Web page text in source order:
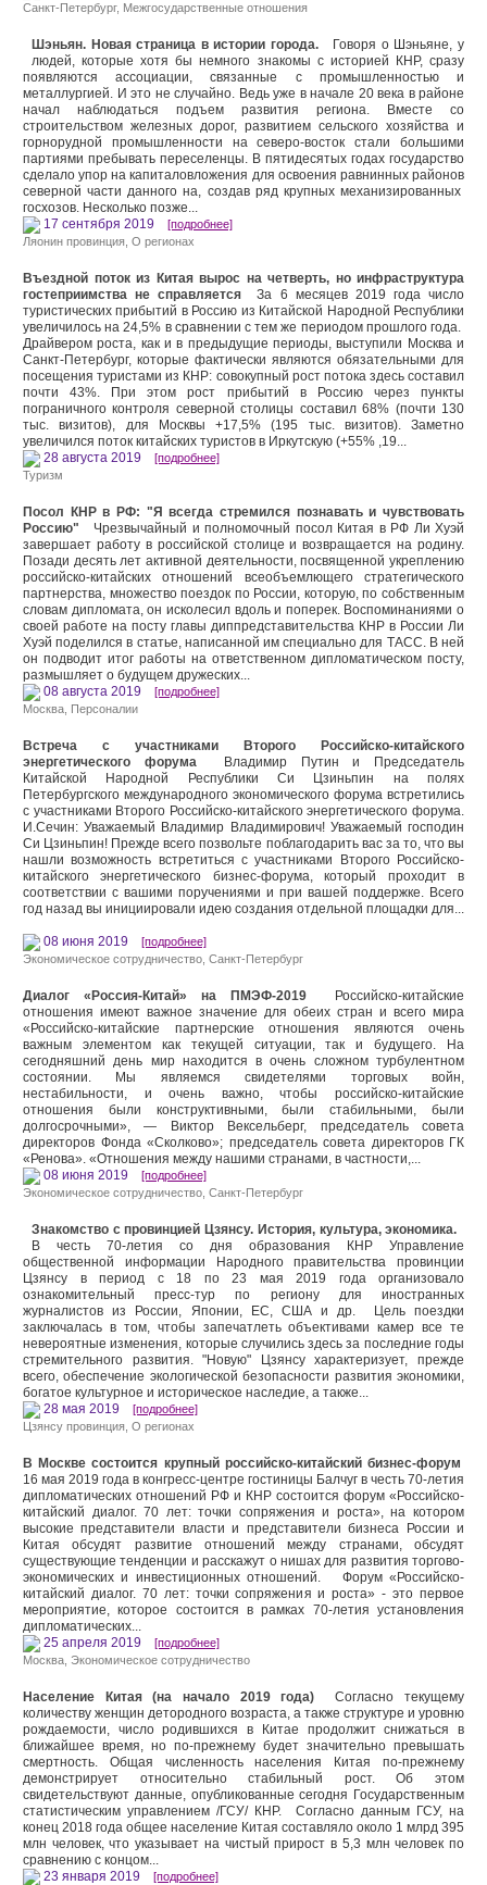
Санкт-Петербург, Межгосударственные отношения
Шэньян. Новая страница в истории города.
Говоря о Шэньяне, у
людей, которые хотя бы немного знакомы с историей КНР, сразу
появляются ассоциации, связанные с промышленностью и
металлургией. И это не случайно. Ведь уже в начале 20 века в районе
начал наблюдаться подъем развития региона. Вместе со
строительством железных дорог, развитием сельского хозяйства и
горнорудной промышленности на северо-восток стали большими
партиями пребывать переселенцы. В пятидесятых годах государство
сделало упор на капиталовложения для освоения равнинных районов
северной части данного на, создав ряд крупных механизированных
госхозов. Несколько позже...
17 сентября 2019 [подробнее]
Ляонин провинция О регионах
Въездной поток из Китая вырос на четверть, но инфраструктура
гостеприимства не справляется За 6 месяцев 2019 года число
туристических прибытий в Россию из Китайской Народной Республики
увеличилось на 24,5% в сравнении с тем же периодом прошлого года.
Драйвером роста, как и в предыдущие периоды, выступили Москва и
Санкт-Петербург, которые фактически являются обязательными для
посещения туристами из КНР: совокупный рост потока здесь составил
почти 43%. При этом рост прибытий в Россию через пункты
пограничного контроля северной столицы составил 68% (почти 130
тыс. визитов), для Москвы +17,5% (195 тыс. визитов). Заметно
увеличился поток китайских туристов в Иркутскую (+55% ,19...
28 августа 2019 [подробнее]
Туризм
Посол КНР в РФ: "Я всегда стремился познавать и чувствовать
Россию"
Чрезвычайный и полномочный посол Китая в РФ Ли Хуэй
завершает работу в российской столице и возвращается на родину.
Позади десять лет активной деятельности, посвященной укреплению
российско-китайских отношений всеобъемлющего стратегического
партнерства, множество поездок по России, которую, по собственным
словам дипломата, он исколесил вдоль и поперек. Воспоминаниями о
своей работе на посту главы диппредставительства КНР в России Ли
Хуэй поделился в статье, написанной им специально для ТАСС. В ней
он подводит итог работы на ответственном дипломатическом посту,
размышляет о будущем дружеских...
08 августа 2019 [подробнее]
Москва Персоналии
Встреча с участниками Второго Российско-китайского
энергетического форумаВладимир Путин и Председатель
Китайской Народной Республики Си Цзиньпин на полях
Петербургского международного экономического форума встретились
с участниками Второго Российско-китайского энергетического форума.
И.Сечин: Уважаемый Владимир Владимирович! Уважаемый господин
Си Цзиньпин! Прежде всего позвольте поблагодарить вас за то, что вы
нашли возможность встретиться с участниками Второго Российско-
китайского энергетического бизнес-форума, который проходит в
соответствии с вашими поручениями и при вашей поддержке. Всего
год назад вы инициировали идею создания отдельной площадки для...
08 июня 2019 [подробнее]
Экономическое сотрудничество Санкт-Петербург
Диалог «Россия-Китай» на ПМЭФ-2019 Российско-китайские
отношения имеют важное значение для обеих стран и всего мира
«Российско-китайские партнерские отношения являются очень
важным элементом как текущей ситуации, так и будущего. На
сегодняшний день мир находится в очень сложном турбулентном
состоянии. Мы являемся свидетелями торговых войн,
нестабильности, и очень важно, чтобы российско-китайские
отношения были конструктивными, были стабильными, были
долгосрочными», — Виктор Вексельберг, председатель совета
директоров Фонда «Сколково»; председатель совета директоров ГК
«Ренова». «Отношения между нашими странами, в частности,...
08 июня 2019 [подробнее]
Экономическое сотрудничество Санкт-Петербург
Знакомство с провинцией Цзянсу. История, культура, экономика.
В честь 70-летия со дня образования КНР Управление
общественной информации Народного правительства провинции
Цзянсу в период с 18 по 23 мая 2019 года организовало
ознакомительный пресс-тур по региону для иностранных
журналистов из России, Японии, ЕС, США и др. Цель поездки
заключалась в том, чтобы запечатлеть объективами камер все те
невероятные изменения, которые случились здесь за последние годы
стремительного развития. "Новую" Цзянсу характеризует, прежде
всего, обеспечение экологической безопасности развития экономики,
богатое культурное и историческое наследие, а также...
28 мая 2019 [подробнее]
Цзянсу провинция О регионах
В Москве состоится крупный российско-китайский бизнес-форум
16 мая 2019 года в конгресс-центре гостиницы Балчуг в честь 70-летия
дипломатических отношений РФ и КНР состоится форум «Российско-
китайский диалог. 70 лет: точки сопряжения и роста», на котором
высокие представители власти и представители бизнеса России и
Китая обсудят развитие отношений между странами, обсудят
существующие тенденции и расскажут о нишах для развития торгово-
экономических и инвестиционных отношений. Форум «Российско-
китайский диалог. 70 лет: точки сопряжения и роста» - это первое
мероприятие, которое состоится в рамках 70-летия установления
дипломатических...
25 апреля 2019 [подробнее]
Москва Экономическое сотрудничество
Население Китая (на начало 2019 года) Согласно текущему
количеству женщин детородного возраста, а также структуре и уровню
рождаемости, число родившихся в Китае продолжит снижаться в
ближайшее время, но по-прежнему будет значительно превышать
смертность. Общая численность населения Китая по-прежнему
демонстрирует относительно стабильный рост. Об этом
свидетельствуют данные, опубликованные сегодня Государственным
статистическим управлением /ГСУ/ КНР. Согласно данным ГСУ, на
конец 2018 года общее население Китая составляло около 1 млрд 395
млн человек, что указывает на чистый прирост в 5,3 млн человек по
сравнению с концом...
23 января 2019 [подробнее]